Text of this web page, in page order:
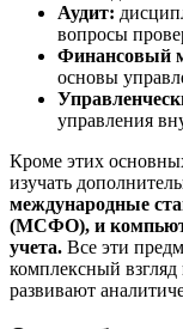
Аудит:
вопросы
Финансовый
основы
управления
Кроме этих
изучать
международные
(МСФО), и
учета. Все эти
комплексный
развивают